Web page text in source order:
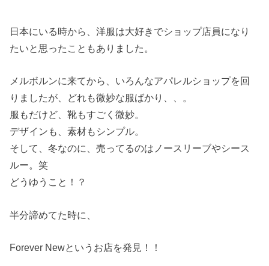
日本にいる時から、洋服は大好きでショップ店員になり
たいと思ったこともありました。
メルボルンに来てから、いろんなアパレルショップを回
りましたが、どれも微妙な服ばかり、、。
服もだけど、靴もすごく微妙。
デザインも、素材もシンプル。
そして、冬なのに、売ってるのはノースリーブやシース
ルー。笑
どうゆうこと！？
半分諦めてた時に、
Forever Newというお店を発見！！